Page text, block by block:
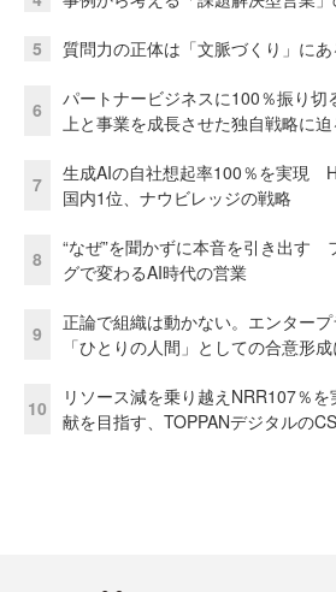
5 質問力の正体は「文脈づくり」にあ
6
パートナービジネスに100％振り切
上と事業を成長させた独自戦略に迫
7
生成AIの自社想起率100％を実現
国内1位、ナウビレッジの戦略
8
“なぜ”を聞かずに本音を引き出す
グで変わるAI時代の営業
9
正論で組織は動かない。エンター
「ひとりの人間」としての合意形
10
リソース減を乗り越えNRR107％
献を目指す、TOPPANデジタルの